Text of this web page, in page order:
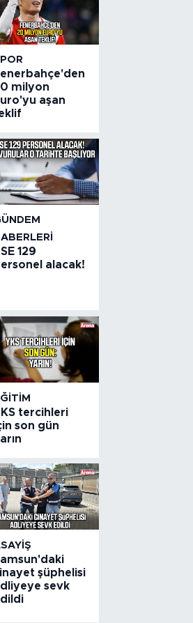
milyon
aşan
129
alacak!
tercihleri
son gün
şüphelisi
sevk